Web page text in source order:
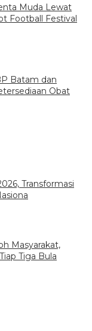
Muda Lewat
Football Festival
Batam dan
Obat
Transformasi
Masyarakat,
Tiga Bula